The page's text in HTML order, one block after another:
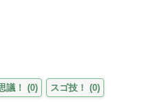
議！ (0) スゴ技！ (0)